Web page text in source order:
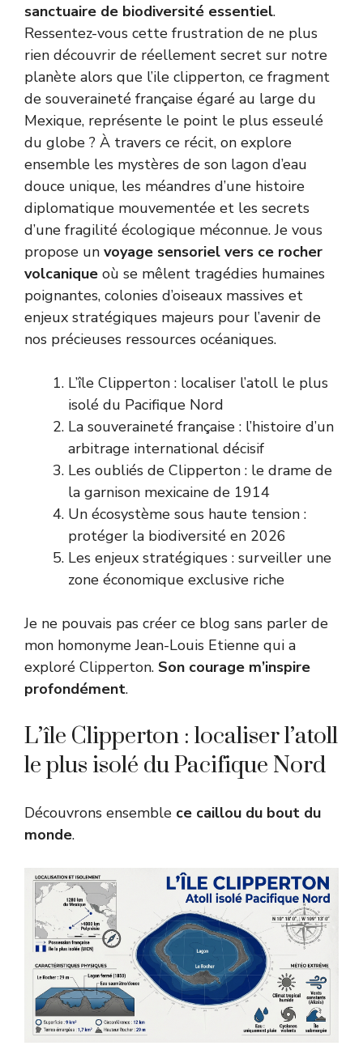
sanctuaire de biodiversité essentiel.
Ressentez-vous cette frustration de ne plus
rien découvrir de réellement secret sur notre
planète alors que l’ile clipperton, ce fragment
de souveraineté française égaré au large du
Mexique, représente le point le plus esseulé
du globe ? À travers ce récit, on explore
ensemble les mystères de son lagon d’eau
douce unique, les méandres d’une histoire
diplomatique mouvementée et les secrets
d’une fragilité écologique méconnue. Je vous
propose un voyage sensoriel vers ce rocher
volcanique où se mêlent tragédies humaines
poignantes, colonies d’oiseaux massives et
enjeux stratégiques majeurs pour l’avenir de
nos précieuses ressources océaniques.
L’île Clipperton : localiser l’atoll le plus
isolé du Pacifique Nord
La souveraineté française : l’histoire d’un
arbitrage international décisif
Les oubliés de Clipperton : le drame de
la garnison mexicaine de 1914
Un écosystème sous haute tension :
protéger la biodiversité en 2026
Les enjeux stratégiques : surveiller une
zone économique exclusive riche
Je ne pouvais pas créer ce blog sans parler de
mon homonyme Jean-Louis Etienne qui a
exploré Clipperton. Son courage m’inspire
profondément.
L’île Clipperton : localiser l’atoll
le plus isolé du Pacifique Nord
Découvrons ensemble ce caillou du bout du
monde.